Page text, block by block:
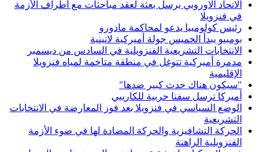
الاتحاد الاوروبي يرسل بعثة لعقد مباحثات مع أطراف الأزمة
في فنزويلا
رئيس كولومبيا يدعو لمحاكمة مادورو
بومبيو يبدأ الخميس جولة أميركية لاتينية
الانتخابات التشريعية الفنزويلية في السادس من ديسمبر
مدمرة أميركية تتوغل في منطقة متاخمة لمياه فنزويلا
الإقليمية
"سيكون هناك حدث كبير ضدها"
أميركا ترسل سفنا حربية للكاريبي
الوضع السياسي في فنزويلا بعد فوز المعارضة في الانتخابات
التشريعية
الحركة التشافيزية والحركة المضادة لها في ضوء الأزمة
الفنزويلية الراهنة